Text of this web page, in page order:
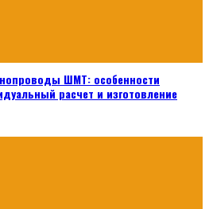
ШМТ: особенности
расчет и изготовление